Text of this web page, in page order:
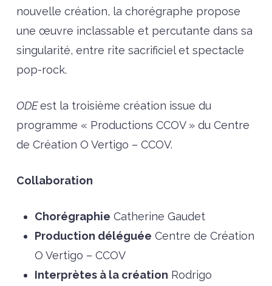
nouvelle création, la chorégraphe propose
une œuvre inclassable et percutante dans sa
singularité, entre rite sacrificiel et spectacle
pop-rock.
ODEest la troisième création issue du
programme « Productions CCOV » du Centre
de Création O Vertigo – CCOV.
Collaboration
Chorégraphie Catherine Gaudet
Production déléguée Centre de Création
O Vertigo – CCOV
Interprètesà la création Rodrigo